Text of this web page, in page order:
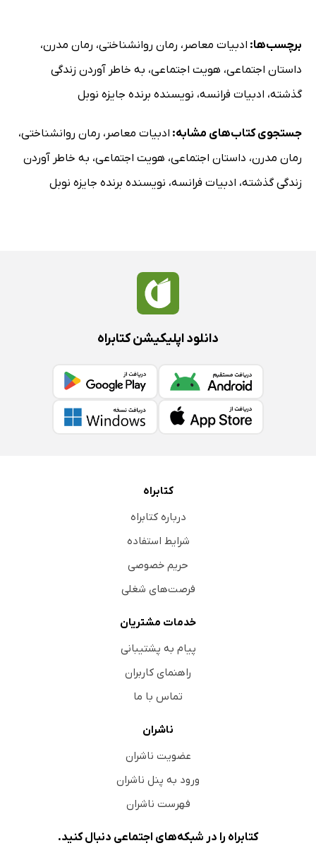
برچسب‌ها: ادبیات معاصر ، رمان روانشناختی، رمان مدرن،
داستان اجتماعی، هویت اجتماعی، به خاطر آوردن زندگی
گذشته، ادبیات فرانسه، نویسنده برنده جایزه نوبل
جستجوی کتاب‌های مشابه: ادبیات معاصر ، رمان روانشناختی،
رمان مدرن، داستان اجتماعی، هویت اجتماعی، به خاطر آوردن
زندگی گذشته، ادبیات فرانسه، نویسنده برنده جایزه نوبل
دانلود اپلیکیشن کتابراه
کتابراه
درباره کتابراه
شرایط استفاده
حریم خصوصی
فرصت‌های شغلی
خدمات مشتریان
پیام به پشتیبانی
راهنمای کاربران
تماس با ما
ناشران
عضویت ناشران
ورود به پنل ناشران
فهرست ناشران
کتابراه را در شبکه‌های اجتماعی دنبال کنید.